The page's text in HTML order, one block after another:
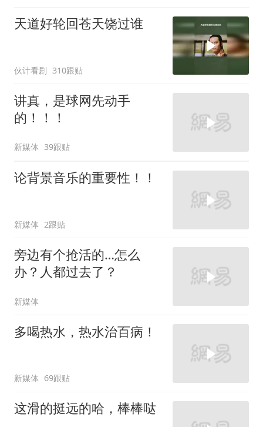
天道好轮回苍天饶过谁
伙计看剧 310跟贴
讲真，是球网先动手
的！！！
新媒体 39跟贴
论背景音乐的重要性！！
新媒体 2跟贴
旁边有个抢活的…怎么
办？人都过去了？
新媒体
多喝热水，热水治百病！
新媒体 69跟贴
这滑的挺远的哈，棒棒哒